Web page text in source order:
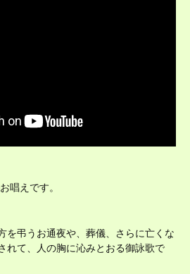
唱えです。
を弔うお通夜や、葬儀、さらに亡くな
れて、人の胸に沁みとおる御詠歌で